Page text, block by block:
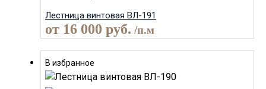
Лестница винтовая ВЛ-191
от 16 000 руб. /п.м
В избранное